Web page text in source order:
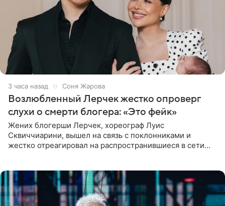
3 часа назад Соня Жарова
Возлюбленный Лерчек жестко опроверг
слухи о смерти блогера: «Это фейк»
Жених блогерши Лерчек, хореограф Луис
Сквиччиарини, вышел на связь с поклонниками и
жестко отреагировал на распространившиеся в сети